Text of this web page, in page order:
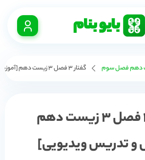
دهم فصل سوم گفتار 3 فصل 3 زیست دهم [آموزش و تدریس ویدیویی]
گفتار 3 فصل 3 زیست دهم
و تدریس ویدیویی]